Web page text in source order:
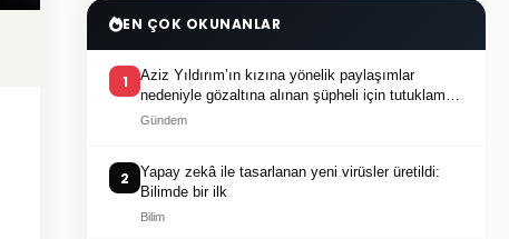
EN ÇOK OKUNANLAR
1
Aziz Yıldırım’ın kızına yönelik paylaşımlar
nedeniyle gözaltına alınan şüpheli için tutuklama
talebi
Gündem
2
Yapay zekâ ile tasarlanan yeni virüsler üretildi:
Bilimde bir ilk
Bilim